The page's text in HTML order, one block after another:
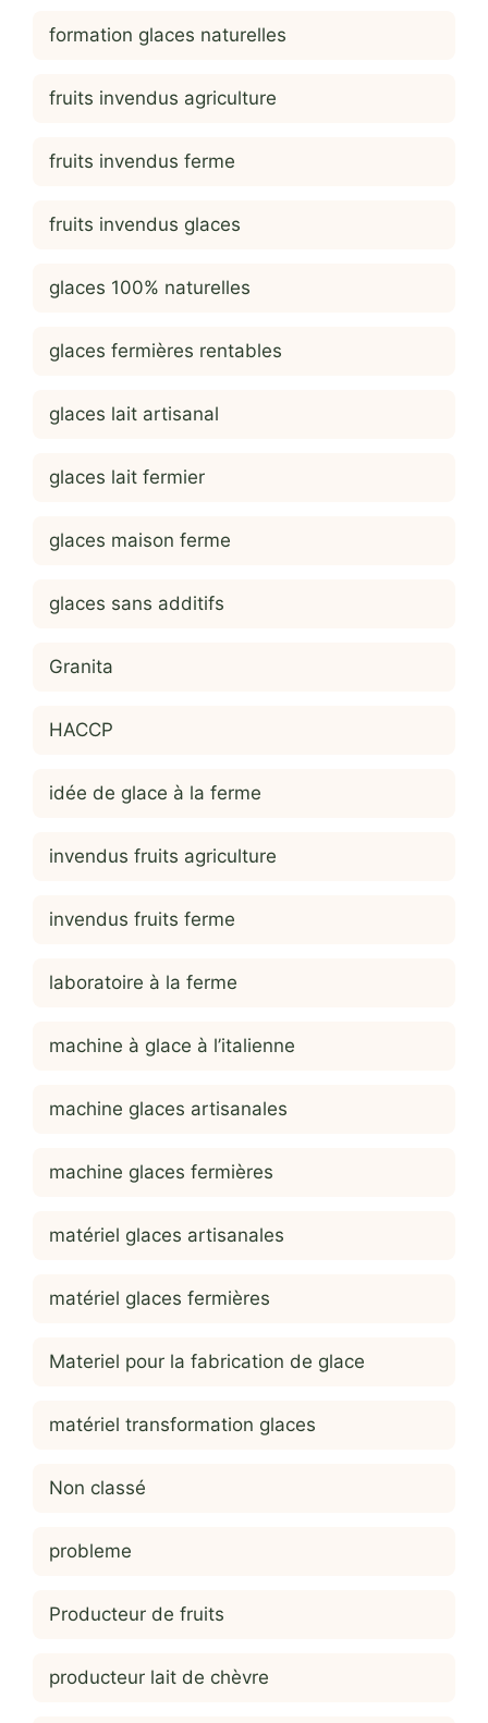
formation glaces naturelles
fruits invendus agriculture
fruits invendus ferme
fruits invendus glaces
glaces 100% naturelles
glaces fermières rentables
glaces lait artisanal
glaces lait fermier
glaces maison ferme
glaces sans additifs
Granita
HACCP
idée de glace à la ferme
invendus fruits agriculture
invendus fruits ferme
laboratoire à la ferme
machine à glace à l’italienne
machine glaces artisanales
machine glaces fermières
matériel glaces artisanales
matériel glaces fermières
Materiel pour la fabrication de glace
matériel transformation glaces
Non classé
probleme
Producteur de fruits
producteur lait de chèvre